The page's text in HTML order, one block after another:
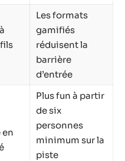
Les formats
gamifiés
réduisent la
barrière
d’entrée
en
Plus fun à partir
de six
personnes
minimum sur la
piste